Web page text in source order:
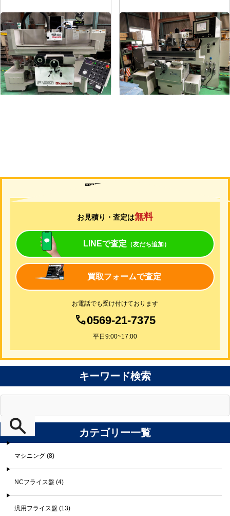
平面研削盤
メーカー 岡本
形 式PSG-52DX
年 1997
平面研削盤
メーカー ユング
形 式JF-420N
年 式2006
買取について
お見積り・査定は無料
LINEで査定 （友だち追加）
買取フォームで査定
お電話でも受け付けております
0569-21-7375
平日9:00~17:00
キーワード検索
カテゴリー一覧
マシニング (8)
NCフライス盤 (4)
汎用フライス盤 (13)